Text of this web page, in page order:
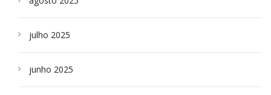
julho 2025
junho 2025